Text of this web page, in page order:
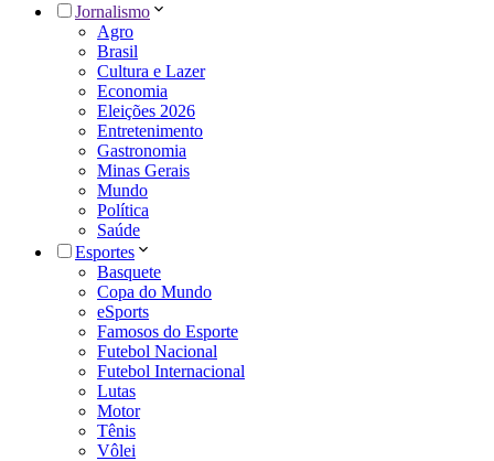
Jornalismo
Agro
Brasil
Cultura e Lazer
Economia
Eleições 2026
Entretenimento
Gastronomia
Minas Gerais
Mundo
Política
Saúde
Esportes
Basquete
Copa do Mundo
eSports
Famosos do Esporte
Futebol Nacional
Futebol Internacional
Lutas
Motor
Tênis
Vôlei